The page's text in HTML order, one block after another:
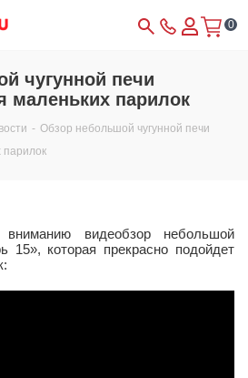
0
чугунной печи
маленьких парилок
- Обзор небольшой чугунной печи
парилок
видеобзор небольшой
15», которая прекрасно подойдет